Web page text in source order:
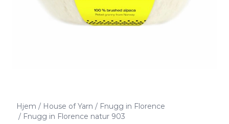
Hjem / House of Yarn / Fnugg in Florence
/ Fnugg in Florence natur 903